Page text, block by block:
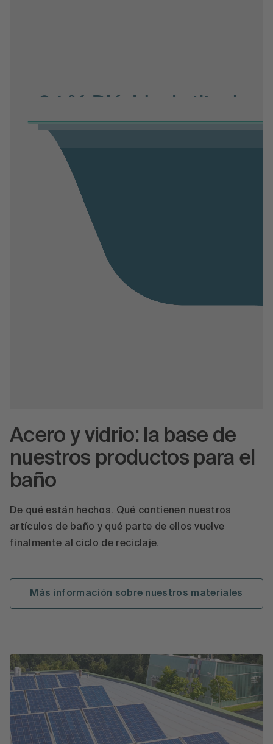
Acero y vidrio: la base de
nuestros productos para el
baño
De qué están hechos. Qué contienen nuestros
artículos de baño y qué parte de ellos vuelve
finalmente al ciclo de reciclaje.
Más información sobre nuestros materiales